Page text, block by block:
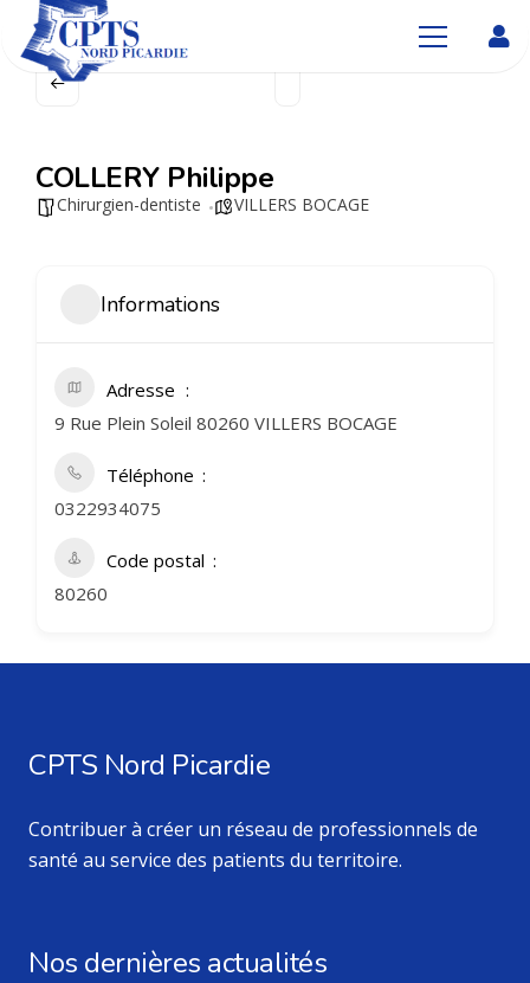
COLLERY Philippe
Chirurgien-dentiste VILLERS BOCAGE
Informations
Adresse
9 Rue Plein Soleil 80260 VILLERS BOCAGE
Téléphone
0322934075
Code postal
80260
CPTS Nord Picardie
Contribuer à créer un réseau de professionnels de
santé au service des patients du territoire.
Nos dernières actualités